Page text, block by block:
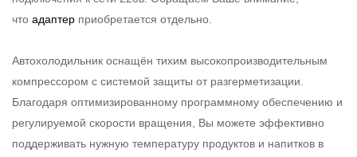
что адаптер приобретается отдельно.
Автохолодильник оснащён тихим высокопроизводительным
компрессором с системой защиты от разгерметизации.
Благодаря оптимизированному программному обеспечению и
регулируемой скорости вращения, Вы можете эффективно
поддерживать нужную температуру продуктов и напитков в